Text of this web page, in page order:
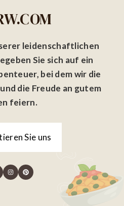
leidenschaftlichen
Sie sich auf ein
bei dem wir die
die Freude an gutem
feiern.
Sie uns